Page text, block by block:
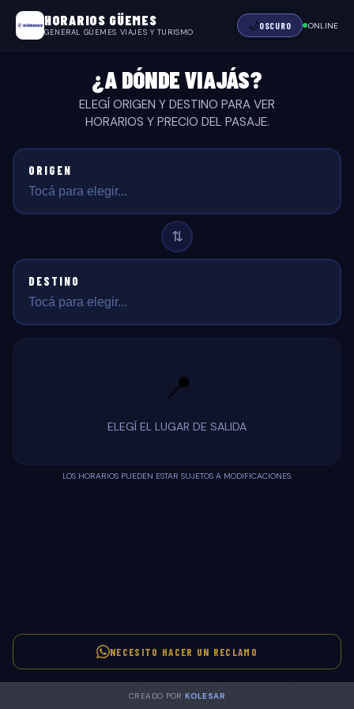
HORARIOS GÜEMES
GENERAL GÜEMES VIAJES Y TURISMO
🌙OSCURO ONLINE
¿A DÓNDE VIAJÁS?
ELEGÍ ORIGEN Y DESTINO PARA VER
HORARIOS Y PRECIO DEL PASAJE.
ORIGEN
Tocá para elegir...
⇅
DESTINO
Tocá para elegir...
📍
ELEGÍ EL LUGAR DE SALIDA
LOS HORARIOS PUEDEN ESTAR SUJETOS A MODIFICACIONES.
NECESITO HACER UN RECLAMO
CREADO PORKOLESAR